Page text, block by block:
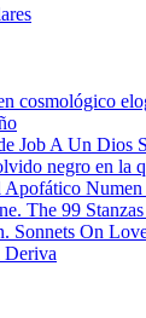
cosmológico
Job A Un Dios
negro en la
The 99
Sonnets On
Deriva